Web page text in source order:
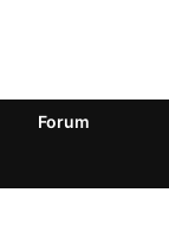
Forum